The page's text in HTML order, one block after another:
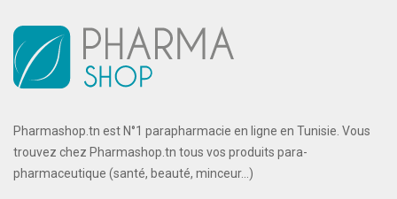
Pharmashop.tn est N°1 parapharmacie en ligne en Tunisie. Vous
trouvez chez Pharmashop.tn tous vos produits para-
pharmaceutique (santé, beauté, minceur...)